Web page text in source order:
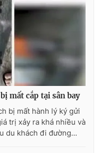
Việt Nam
mất cắp tại sân bay
bị mất hành lý ký gửi
trị xảy ra khá nhiều và
du khách đi đường...